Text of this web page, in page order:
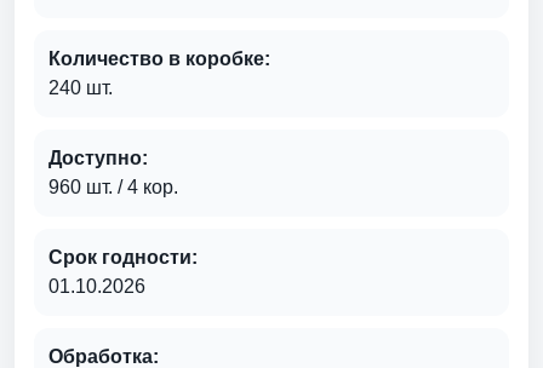
Количество в коробке:
240 шт.
Доступно:
960 шт. / 4 кор.
Срок годности:
01.10.2026
Обработка: